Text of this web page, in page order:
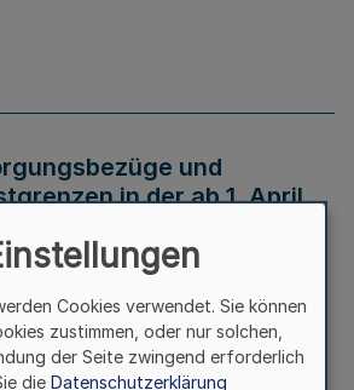
und
in der ab 1. April
Cookies verwendet. Sie können
zustimmen, oder nur solchen,
der Seite zwingend erforderlich
die Datenschutzerklärung